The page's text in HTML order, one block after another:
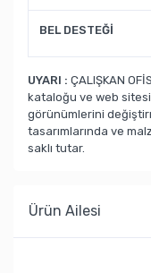
BEL DESTEĞİ
UYARI : ÇALIŞKAN
kataloğu ve web
görünümlerini
tasarımlarında ve
saklı tutar.
Ürün Ailesi